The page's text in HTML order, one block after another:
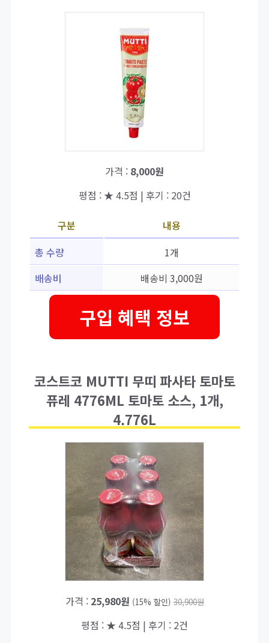
가격 : 8,000원
평점 : ★ 4.5점 | 후기 : 20건
구분
내용
총 수량
1개
배송비
배송비 3,000원
구입 혜택 정보
코스트코 MUTTI 무띠 파사타 토마토
퓨레 4776ML 토마토 소스, 1개,
4.776L
가격 : 25,980원 (15% 할인) 30,900원
평점 : ★ 4.5점 | 후기 : 2건